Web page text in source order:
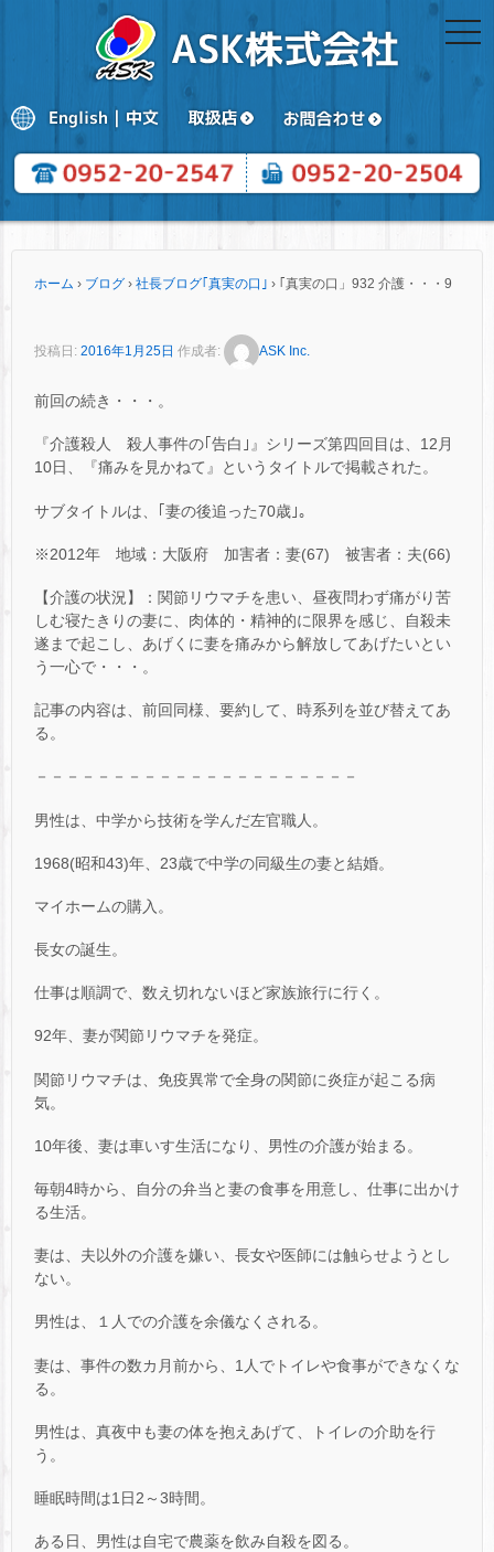
ホーム › ブログ › 社長ブログ｢真実の口｣ › ｢真実の口」932 介護・・・9
投稿日: 2016年1月25日 作成者: ASK Inc.
前回の続き・・・。
『介護殺人 殺人事件の｢告白｣』シリーズ第四回目は、12月
10日、『痛みを見かねて』というタイトルで掲載された。
サブタイトルは、｢妻の後追った70歳｣。
※2012年 地域：大阪府 加害者：妻(67) 被害者：夫(66)
【介護の状況】：関節リウマチを患い、昼夜問わず痛がり苦
しむ寝たきりの妻に、肉体的・精神的に限界を感じ、自殺未
遂まで起こし、あげくに妻を痛みから解放してあげたいとい
う一心で・・・。
記事の内容は、前回同様、要約して、時系列を並び替えてあ
る。
－－－－－－－－－－－－－－－－－－－－－
男性は、中学から技術を学んだ左官職人。
1968(昭和43)年、23歳で中学の同級生の妻と結婚。
マイホームの購入。
長女の誕生。
仕事は順調で、数え切れないほど家族旅行に行く。
92年、妻が関節リウマチを発症。
関節リウマチは、免疫異常で全身の関節に炎症が起こる病
気。
10年後、妻は車いす生活になり、男性の介護が始まる。
毎朝4時から、自分の弁当と妻の食事を用意し、仕事に出かけ
る生活。
妻は、夫以外の介護を嫌い、長女や医師には触らせようとし
ない。
男性は、１人での介護を余儀なくされる。
妻は、事件の数カ月前から、1人でトイレや食事ができなくな
る。
男性は、真夜中も妻の体を抱えあげて、トイレの介助を行
う。
睡眠時間は1日2～3時間。
ある日、男性は自宅で農薬を飲み自殺を図る。